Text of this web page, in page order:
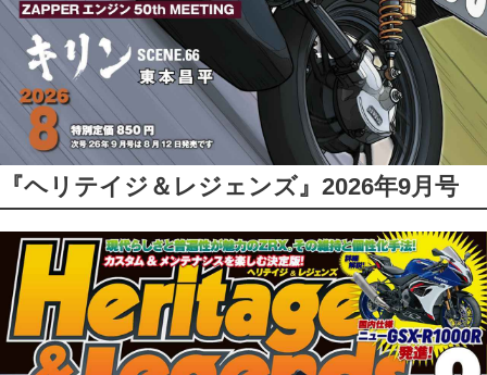
『ヘリテイジ＆レジェンズ』2026年9月号